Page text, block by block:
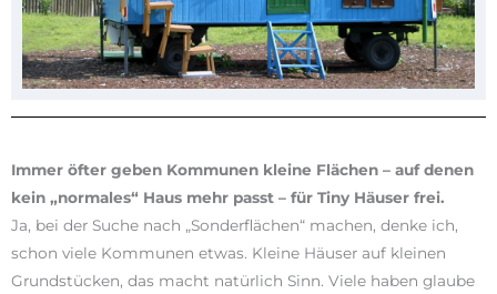
Immer öfter geben Kommunen kleine Flächen – auf denen
kein „normales“ Haus mehr passt – für Tiny Häuser frei.
Ja, bei der Suche nach „Sonderflächen“ machen, denke ich,
schon viele Kommunen etwas. Kleine Häuser auf kleinen
Grundstücken, das macht natürlich Sinn. Viele haben glaube